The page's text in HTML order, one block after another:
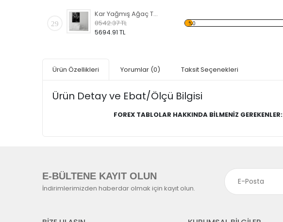
29
Kar Yağmış Ağaç Temalı Kanvas Tablo
8542.37 TL
5694.91 TL
%0
Ürün Özellikleri Yorumlar (0) Taksit Seçenekleri
Ürün Detay ve Ebat/Ölçü Bilgisi
FOREX TABLOLAR HAKKINDA BİLMENİZ GEREKENLER:
E-BÜLTENE KAYIT OLUN
İndirimlerimizden haberdar olmak için kayıt olun.